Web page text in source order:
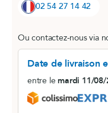
02 54 27 14 42
Ou contactez-nous via
Date de livraison
entre lemardi 11/08/